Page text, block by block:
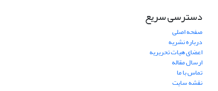
دسترسی سریع
صفحه اصلی
درباره نشریه
اعضای هیات تحریریه
ارسال مقاله
تماس با ما
نقشه سایت